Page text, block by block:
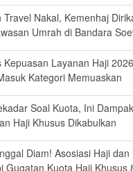
Travel Nakal, Kemenhaj
Umrah di Bandara
Kepuasan Layanan Haji
Kategori Memuaskan
Soal Kuota, Ini
Haji Khusus Dikabulkan
Diam! Asosiasi Haji
Gugatan Kuota Haji Khusus